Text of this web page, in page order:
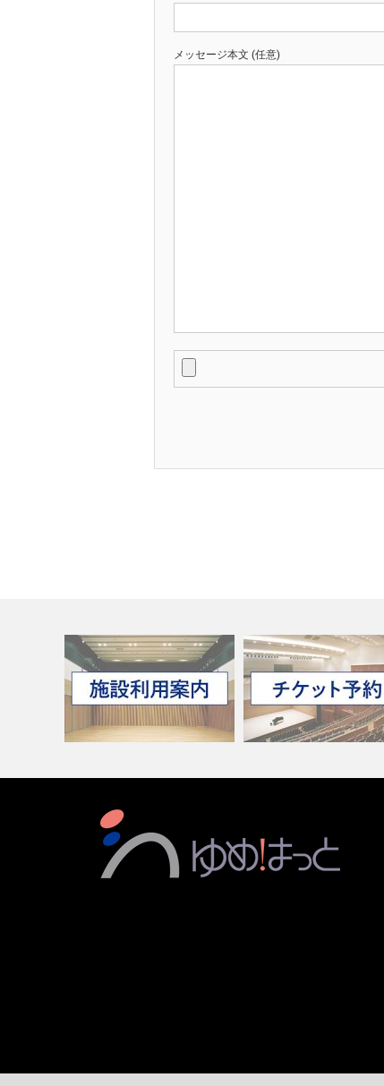
メッセージ本文 (任意)
施設利用案内